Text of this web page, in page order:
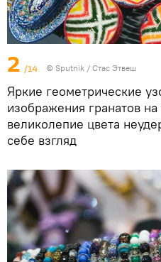
2 /14 © Sputnik / Стас Этвеш
Яркие геометрические
изображения гранатов
великолепие цвета
себе взгляд